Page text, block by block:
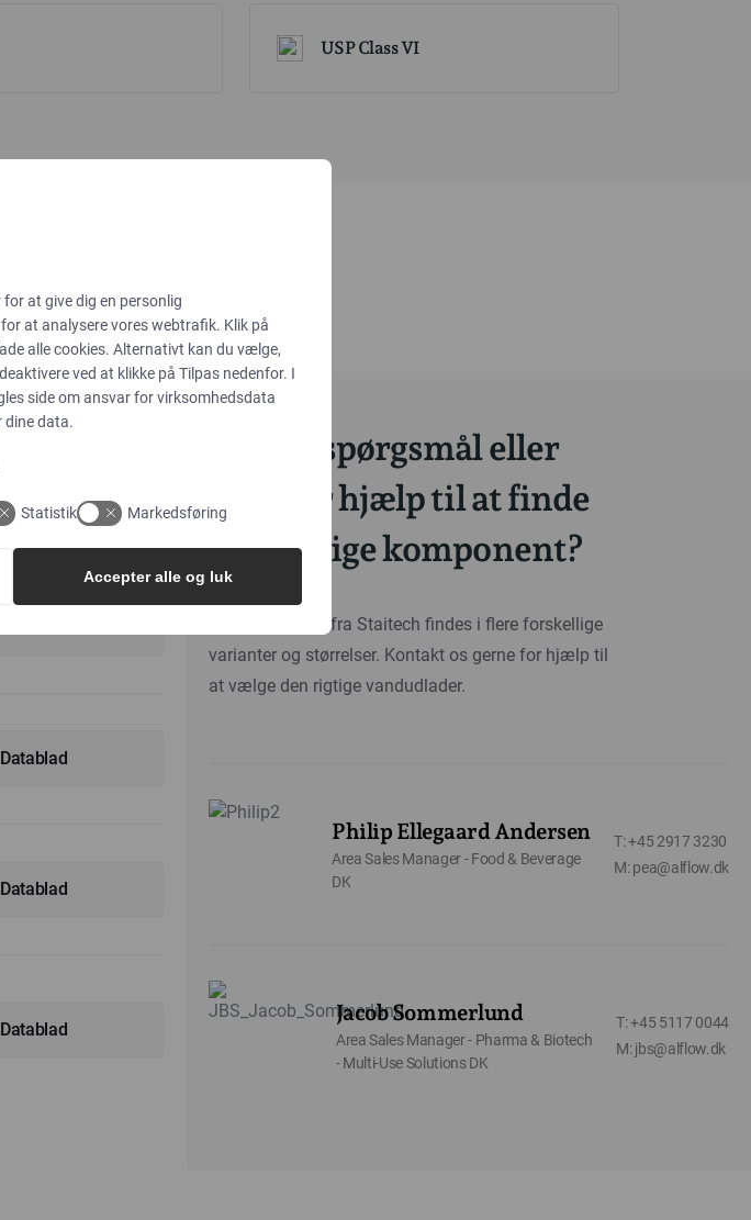
USP Class VI
Datablad
Datablad
Datablad
Datablad
Har du spørgsmål eller
brug for hjælp til at finde
den rigtige komponent?
Vandudladeren fra Staitech findes i flere forskellige
varianter og størrelser. Kontakt os gerne for hjælp til
at vælge den rigtige vandudlader.
Philip Ellegaard Andersen
Area Sales Manager - Food & Beverage
DK
T: +45 2917 3230
M: pea@alflow.dk
Jacob Sommerlund
Area Sales Manager - Pharma & Biotech
- Multi-Use Solutions DK
T: +45 5117 0044
M: jbs@alflow.dk
at give dig en personlig
at analysere vores webtrafik. Klik på
alle cookies. Alternativt kan du vælge,
ved at klikke på Tilpas nedenfor. I
side om ansvar for virksomhedsdata
dine data.
Statistik Markedsføring
Accepter alle og luk